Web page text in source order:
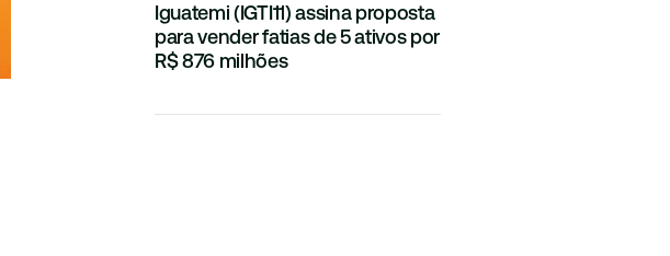
Iguatemi (IGTI11) assina proposta
para vender fatias de 5 ativos por
R$ 876 milhões